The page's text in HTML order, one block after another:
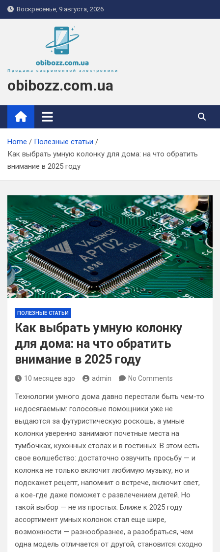
Skip
to
Воскресенье, 9 августа, 2026
obibozz.com.ua
Home
Полезные статьи
Как выбрать умную колонку для дома: на что обратить
внимание в 2025 году
ПОЛЕЗНЫЕ СТАТЬИ
Как выбрать умную колонку
для дома: на что обратить
внимание в 2025 году
10 месяцев ago admin No Comments
Технологии умного дома давно перестали быть чем-то
недосягаемым: голосовые помощники уже не
выдаютcя за футуристическую роскошь, а умные
колонки уверенно занимают почетные места на
тумбочках, кухонных столах и в гостиных. В этом есть
свое волшебство: достаточно озвучить просьбу — и
колонка не только включит любимую музыку, но и
подскажет рецепт, напомнит о встрече, включит свет,
а кое-где даже поможет с развлечением детей. Но
такой выбор — не из простых. Ближе к 2025 году
ассортимент умных колонок стал еще шире,
возможности — разнообразнее, а разобраться, чем
одна модель отличается от другой, становится сходно